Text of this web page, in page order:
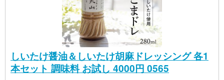
しいたけ醤油＆しいたけ胡麻ドレッシング 各1
本セット 調味料 お試し 4000円 0565